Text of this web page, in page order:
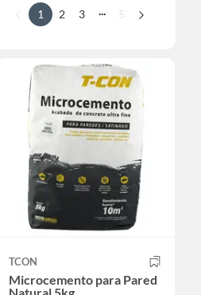
1 2 3 ... 5
TCON
Microcemento para Pared